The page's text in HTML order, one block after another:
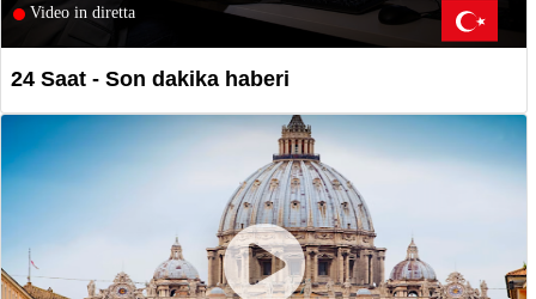
Video in diretta
24 Saat - Son dakika haberi